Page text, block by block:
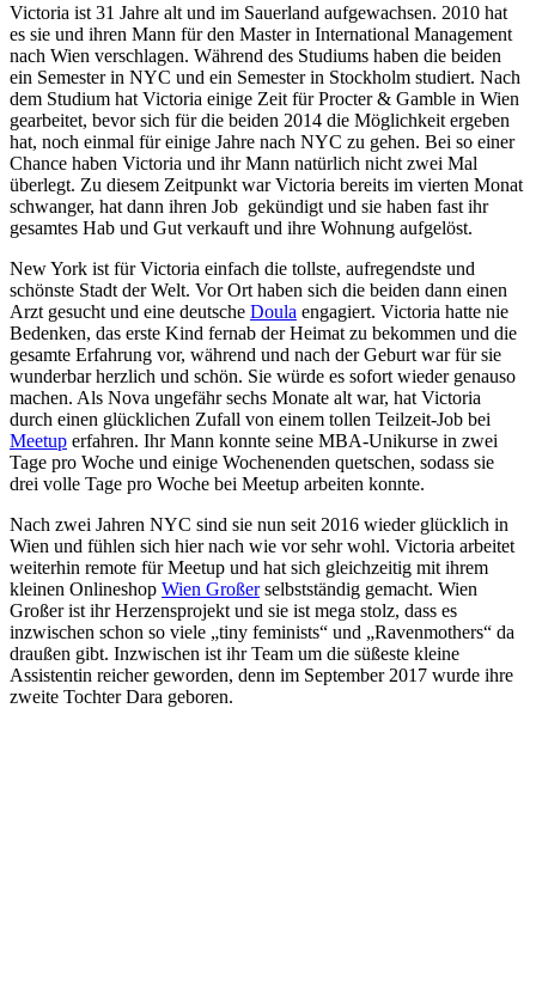
Victoria ist 31 Jahre alt und im Sauerland aufgewachsen. 2010 hat
es sie und ihren Mann für den Master in International Management
nach Wien verschlagen. Während des Studiums haben die beiden
ein Semester in NYC und ein Semester in Stockholm studiert. Nach
dem Studium hat Victoria einige Zeit für Procter & Gamble in Wien
gearbeitet, bevor sich für die beiden 2014 die Möglichkeit ergeben
hat, noch einmal für einige Jahre nach NYC zu gehen. Bei so einer
Chance haben Victoria und ihr Mann natürlich nicht zwei Mal
überlegt. Zu diesem Zeitpunkt war Victoria bereits im vierten Monat
schwanger, hat dann ihren Job gekündigt und sie haben fast ihr
gesamtes Hab und Gut verkauft und ihre Wohnung aufgelöst.
New York ist für Victoria einfach die tollste, aufregendste und
schönste Stadt der Welt. Vor Ort haben sich die beiden dann einen
Arzt gesucht und eine deutsche Doula engagiert. Victoria hatte nie
Bedenken, das erste Kind fernab der Heimat zu bekommen und die
gesamte Erfahrung vor, während und nach der Geburt war für sie
wunderbar herzlich und schön. Sie würde es sofort wieder genauso
machen. Als Nova ungefähr sechs Monate alt war, hat Victoria
durch einen glücklichen Zufall von einem tollen Teilzeit-Job bei
Meetup erfahren. Ihr Mann konnte seine MBA-Unikurse in zwei
Tage pro Woche und einige Wochenenden quetschen, sodass sie
drei volle Tage pro Woche bei Meetup arbeiten konnte.
Nach zwei Jahren NYC sind sie nun seit 2016 wieder glücklich in
Wien und fühlen sich hier nach wie vor sehr wohl. Victoria arbeitet
weiterhin remote für Meetup und hat sich gleichzeitig mit ihrem
kleinen Onlineshop Wien Großerselbstständig gemacht. Wien
Großer ist ihr Herzensprojekt und sie ist mega stolz, dass es
inzwischen schon so viele „tiny feminists“ und „Ravenmothers“ da
draußen gibt. Inzwischen ist ihr Team um die süßeste kleine
Assistentin reicher geworden, denn im September 2017 wurde ihre
zweite Tochter Dara geboren.